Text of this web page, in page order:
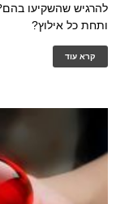
להרגיש שהשקיעו
ותחת כל אילוץ?
קרא עוד